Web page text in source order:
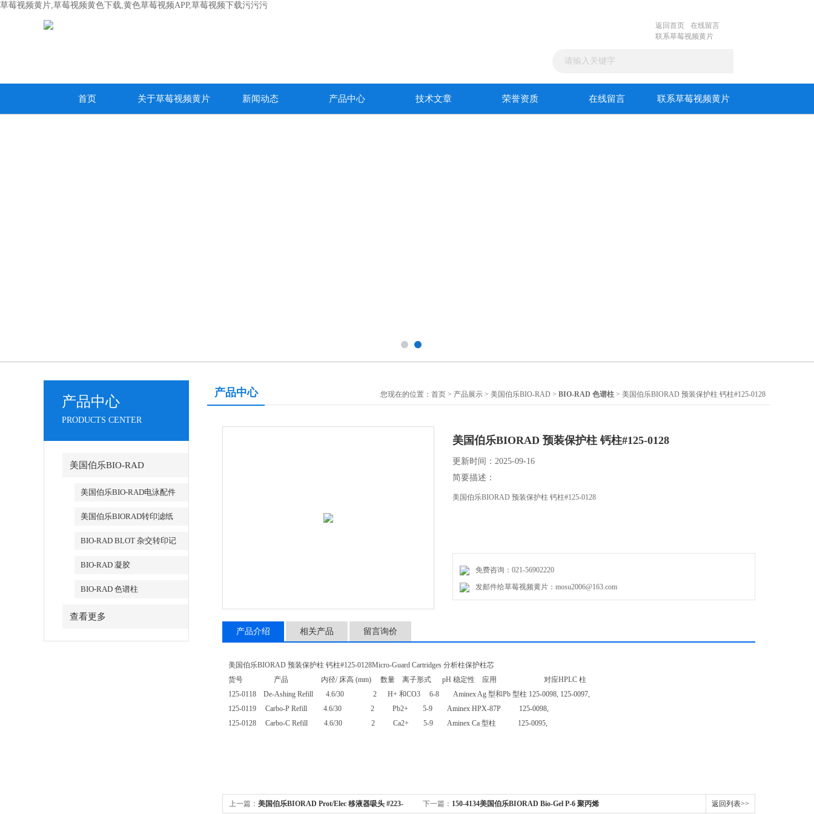
草莓视频黄片,草莓视频黄色下载,黄色草莓视频APP,草莓视频下载污污污
返回首页
在线留言
联系草莓视频黄片
首页 关于草莓视频黄片 新闻动态 产品中心 技术文章 荣誉资质 在线留言 联系草莓视频黄片
产品中心
PRODUCTS CENTER
美国伯乐BIO-RAD
美国伯乐BIO-RAD电泳配件
美国伯乐BIORAD转印滤纸
BIO-RAD BLOT 杂交转印记
BIO-RAD 凝胶
BIO-RAD 色谱柱
查看更多
产品中心 您现在的位置： 首页 > 产品展示 > 美国伯乐BIO-RAD > BIO-RAD 色谱柱 > 美国伯乐BIORAD 预装保护柱 钙柱#125-0128
美国伯乐BIORAD 预装保护柱 钙柱#125-0128
更新时间：2025-09-16
简要描述：
美国伯乐BIORAD 预装保护柱 钙柱#125-0128
免费咨询：021-56902220
发邮件给草莓视频黄片：mosu2006@163.com
产品介绍 相关产品 留言询价
美国伯乐BIORAD 预装保护柱 钙柱#125-0128Micro-Guard Cartridges 分析柱保护柱芯
货号 产品 内径/ 床高 (mm) 数量 离子形式 pH 稳定性 应用 对应HPLC 柱
125-0118 De-Ashing Refill 4.6/30 2 H+ 和CO3 6-8 Aminex Ag 型和Pb 型柱 125-0098, 125-0097,
125-0119 Carbo-P Refill 4.6/30 2 Pb2+ 5-9 Aminex HPX-87P 125-0098,
125-0128 Carbo-C Refill 4.6/30 2 Ca2+ 5-9 Aminex Ca 型柱 125-0095,
上一篇： 美国伯乐BIORAD Prot/Elec 移液器吸头 #223- 下一篇： 150-4134美国伯乐BIORAD Bio-Gel P-6 聚丙烯 返回列表>>